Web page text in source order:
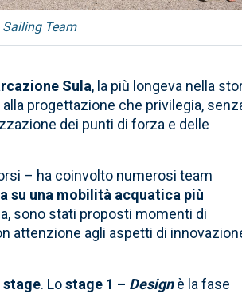
Sailing Team
Sula, la più longeva nella
progettazione che privilegia,
dei punti di forza e delle
– ha coinvolto numerosi team
su una mobilità acquatica più
sono stati proposti momenti di
attenzione agli aspetti di
stage. Lostage 1 – Designè la fase